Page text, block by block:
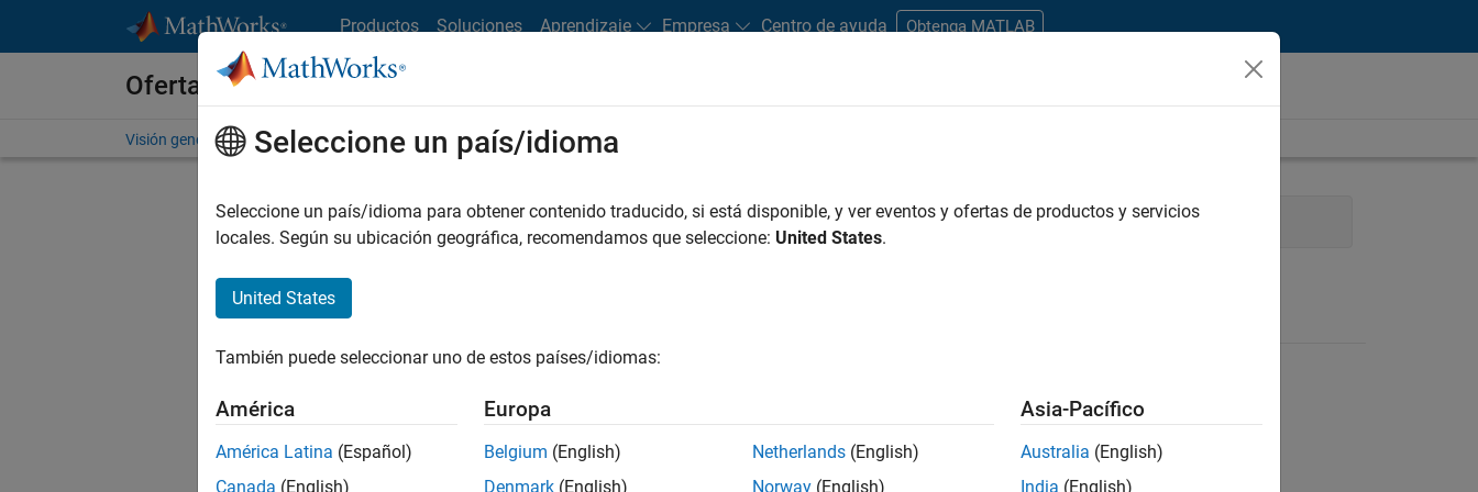
Productos Soluciones Aprendizaje Empresa Centro de ayuda Obtenga MATLAB
Ofertas de empleo en MathWorks
Visión general Búsqueda de empleo Oficinas locales Estudiantes y nuevas carreras
FILTRADO POR Advanced Support Release Engineering Product Marketing
No se han traducido todos los empleos. Busque por ubicación para encontrar todos los empleos en su zona.
Seleccione un país/idioma
Seleccione un país/idioma para obtener contenido traducido, si está disponible, y ver eventos y ofertas de productos y servicios
locales. Según su ubicación geográfica, recomendamos que seleccione: United States.
United States
También puede seleccionar uno de estos países/idiomas:
América
América Latina (Español)
Canada (English)
Europa
Belgium (English)
Denmark (English)
Netherlands (English)
Norway (English)
Asia-Pacífico
Australia (English)
India (English)